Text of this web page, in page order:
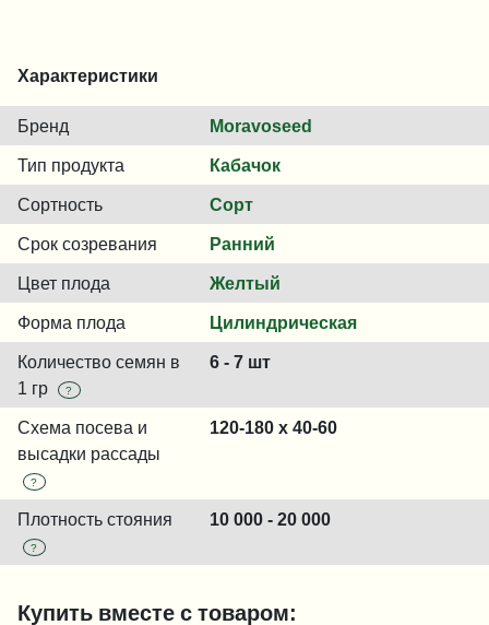
Характеристики
Бренд Moravoseed
Тип продукта Кабачок
Сортность Сорт
Срок созревания Ранний
Цвет плода Желтый
Форма плода Цилиндрическая
Количество семян в
1 гр
?
6 - 7 шт
Схема посева и
высадки рассады
?
120-180 x 40-60
Плотность стояния
?
10 000 - 20 000
Купить вместе с товаром: